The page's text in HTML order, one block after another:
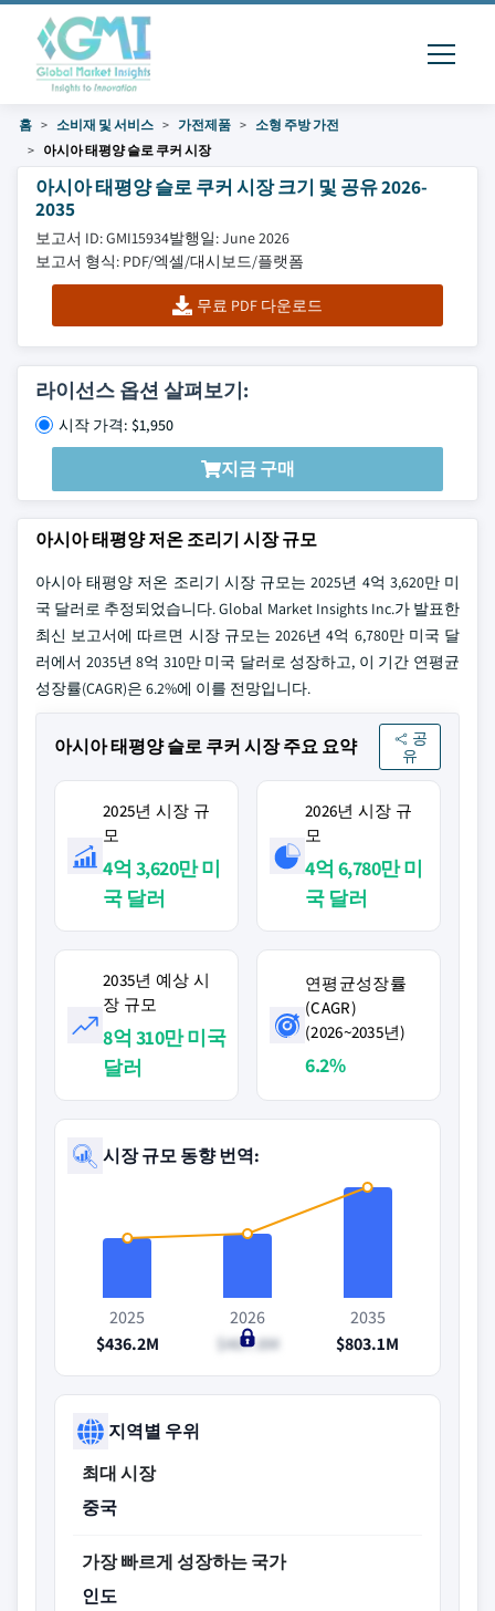
홈 소비재 및 서비스 가전제품
소형 주방 가전
아시아 태평양 슬로 쿠커 시장
아시아 태평양 슬로 쿠커 시장 크기 및 공유 2026-
2035
보고서 ID: GMI15934발행일: June 2026
보고서 형식: PDF/엑셀/대시보드/플랫폼
무료 PDF 다운로드
라이선스 옵션 살펴보기:
시작 가격: $1,950
지금 구매
아시아 태평양 저온 조리기 시장 규모
아시아 태평양 저온 조리기 시장 규모는 2025년 4억 3,620만 미
국 달러로 추정되었습니다. Global Market Insights Inc.가 발표한
최신 보고서에 따르면 시장 규모는 2026년 4억 6,780만 미국 달
러에서 2035년 8억 310만 미국 달러로 성장하고, 이 기간 연평균
성장률(CAGR)은 6.2%에 이를 전망입니다.
아시아 태평양 슬로 쿠커 시장 주요 요약
공
유
2025년 시장 규
모
4억 3,620만 미
국 달러
2026년 시장 규
모
4억 6,780만 미
국 달러
2035년 예상 시
장 규모
8억 310만 미국
달러
연평균성장률
(CAGR)
(2026~2035년)
6.2%
시장 규모 동향 번역:
2025
$436.2M
2026
$467.8M
2035
$803.1M
지역별 우위
최대 시장
중국
가장 빠르게 성장하는 국가
인도